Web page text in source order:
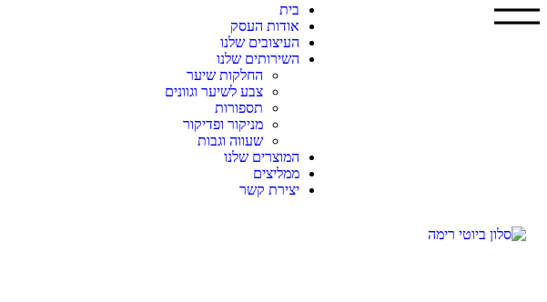
בית
אודות העסק
העיצובים שלנו
השירותים שלנו
החלקות שיער
צבע לשיער וגוונים
תספורות
מניקור ופדיקור
שעווה וגבות
המוצרים שלנו
ממליצים
יצירת קשר